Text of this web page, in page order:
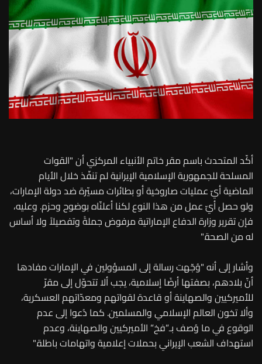
أكّد المتحدث باسم مقر خاتم الأنبياء المركزي أن "القوات
المسلحة للجمهورية الإسلامية الإيرانية لم تنفّذ خلال الأيام
الماضية أيّ عمليات صاروخية أو بطائرات مسيّرة ضد دولة الإمارات،
ولو حصل أيّ عمل من هذا النوع لكنا أعلنّاه بوضوح وحزم. وعليه،
فإن تقرير وزارة الدفاع الإماراتية مرفوض جملةً وتفصيلاً ولا أساس
له من الصحة."
وأشار إلى أنه "وُجّهت رسالة إلى المسؤولين في الإمارات مفادها
أنّ بلادهم، بصفتها أرضًا إسلامية، يجب ألا تتحوّل إلى مقرّ
للأميركيين والصهاينة أو قاعدة لقواتهم ومعدّاتهم العسكرية،
وألا تخون العالم الإسلامي والمسلمين. كما دُعوا إلى عدم
الوقوع في ما وُصف بـ”فخ” الأميركيين والصهاينة، وعدم
استهداف الشعب الإيراني بحملات إعلامية واتهامات باطلة."